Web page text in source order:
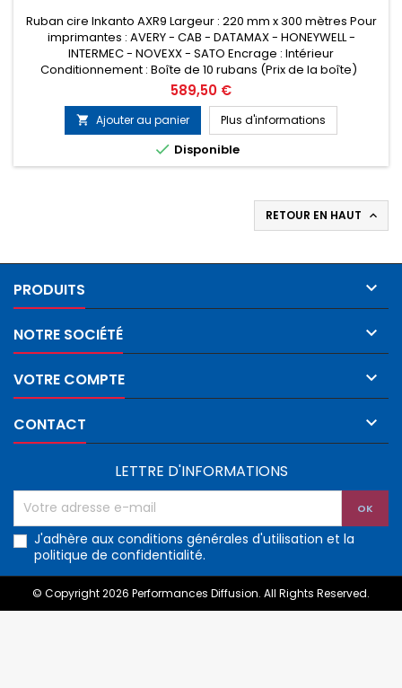
Ruban cire Inkanto AXR9 Largeur : 220 mm x 300 mètres Pour
imprimantes : AVERY - CAB - DATAMAX - HONEYWELL -
INTERMEC - NOVEXX - SATO Encrage : Intérieur
Conditionnement : Boîte de 10 rubans (Prix de la boîte)
Remplace la référence ARMOR T51686
Prix
589,50 €
 Ajouter au panier Plus d'informations
 Disponible
RETOUR EN HAUT 
PRODUITS 
NOTRE SOCIÉTÉ 
VOTRE COMPTE 
CONTACT 
LETTRE D'INFORMATIONS
J'adhère aux conditions générales d'utilisation et la
politique de confidentialité.
© Copyright 2026 Performances Diffusion. All Rights Reserved.